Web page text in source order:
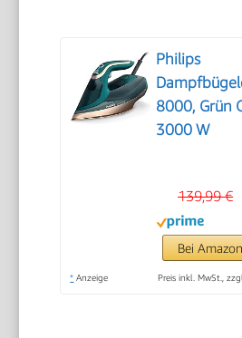
Philips
8000, Grün
3000 W
139,99 €
Bei
* Anzeige Preis inkl. MwSt.,